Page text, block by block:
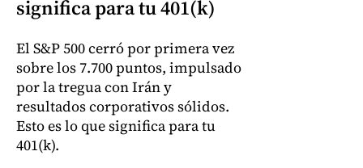
significa para tu 401(k)
El S&P 500 cerró por primera vez
sobre los 7.700 puntos, impulsado
por la tregua con Irán y
resultados corporativos sólidos.
Esto es lo que significa para tu
401(k).